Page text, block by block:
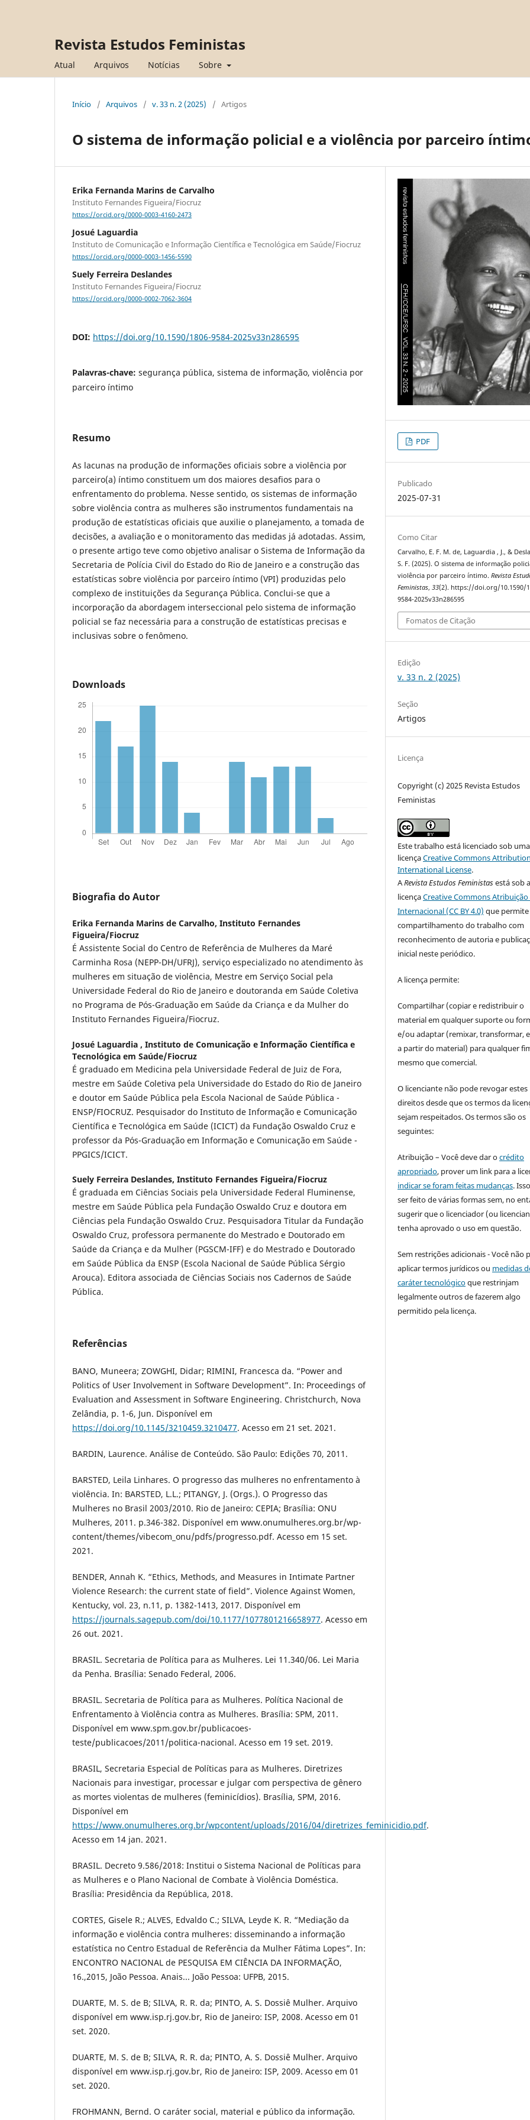
Revista Estudos Feministas
Atual Arquivos Notícias Sobre
Início / Arquivos / v. 33 n. 2 (2025) / Artigos
O sistema de informação policial e a violência por parceiro
Erika Fernanda Marins de Carvalho
Instituto Fernandes Figueira/Fiocruz
https://orcid.org/0000-0003-4160-2473
Josué Laguardia
Instituto de Comunicação e Informação Científica e Tecnológica em Saúde/Fiocruz
https://orcid.org/0000-0003-1456-5590
Suely Ferreira Deslandes
Instituto Fernandes Figueira/Fiocruz
https://orcid.org/0000-0002-7062-3604
DOI: https://doi.org/10.1590/1806-9584-2025v33n286595
Palavras-chave: segurança pública, sistema de informação, violência por
parceiro íntimo
Resumo
As lacunas na produção de informações oficiais sobre a violência por
parceiro(a) íntimo constituem um dos maiores desafios para o
enfrentamento do problema. Nesse sentido, os sistemas de informação
sobre violência contra as mulheres são instrumentos fundamentais na
produção de estatísticas oficiais que auxilie o planejamento, a tomada de
decisões, a avaliação e o monitoramento das medidas já adotadas. Assim,
o presente artigo teve como objetivo analisar o Sistema de Informação da
Secretaria de Polícia Civil do Estado do Rio de Janeiro e a construção das
estatísticas sobre violência por parceiro íntimo (VPI) produzidas pelo
complexo de instituições da Segurança Pública. Conclui-se que a
incorporação da abordagem interseccional pelo sistema de informação
policial se faz necessária para a construção de estatísticas precisas e
inclusivas sobre o fenômeno.
Downloads
Biografia do Autor
Erika Fernanda Marins de Carvalho, Instituto Fernandes
Figueira/Fiocruz
É Assistente Social do Centro de Referência de Mulheres da Maré
Carminha Rosa (NEPP-DH/UFRJ), serviço especializado no atendimento às
mulheres em situação de violência, Mestre em Serviço Social pela
Universidade Federal do Rio de Janeiro e doutoranda em Saúde Coletiva
no Programa de Pós-Graduação em Saúde da Criança e da Mulher do
Instituto Fernandes Figueira/Fiocruz.
Josué Laguardia , Instituto de Comunicação e Informação Científica e
Tecnológica em Saúde/Fiocruz
É graduado em Medicina pela Universidade Federal de Juiz de Fora,
mestre em Saúde Coletiva pela Universidade do Estado do Rio de Janeiro
e doutor em Saúde Pública pela Escola Nacional de Saúde Pública -
ENSP/FIOCRUZ. Pesquisador do Instituto de Informação e Comunicação
Científica e Tecnológica em Saúde (ICICT) da Fundação Oswaldo Cruz e
professor da Pós-Graduação em Informação e Comunicação em Saúde -
PPGICS/ICICT.
Suely Ferreira Deslandes, Instituto Fernandes Figueira/Fiocruz
É graduada em Ciências Sociais pela Universidade Federal Fluminense,
mestre em Saúde Pública pela Fundação Oswaldo Cruz e doutora em
Ciências pela Fundação Oswaldo Cruz. Pesquisadora Titular da Fundação
Oswaldo Cruz, professora permanente do Mestrado e Doutorado em
Saúde da Criança e da Mulher (PGSCM-IFF) e do Mestrado e Doutorado
em Saúde Pública da ENSP (Escola Nacional de Saúde Pública Sérgio
Arouca). Editora associada de Ciências Sociais nos Cadernos de Saúde
Pública.
Referências
BANO, Muneera; ZOWGHI, Didar; RIMINI, Francesca da. “Power and
Politics of User Involvement in Software Development”. In: Proceedings of
Evaluation and Assessment in Software Engineering. Christchurch, Nova
Zelândia, p. 1-6, Jun. Disponível em
https://doi.org/10.1145/3210459.3210477. Acesso em 21 set. 2021.
BARDIN, Laurence. Análise de Conteúdo. São Paulo: Edições 70, 2011.
BARSTED, Leila Linhares. O progresso das mulheres no enfrentamento à
violência. In: BARSTED, L.L.; PITANGY, J. (Orgs.). O Progresso das
Mulheres no Brasil 2003/2010. Rio de Janeiro: CEPIA; Brasília: ONU
Mulheres, 2011. p.346-382. Disponível em www.onumulheres.org.br/wp-
content/themes/vibecom_onu/pdfs/progresso.pdf. Acesso em 15 set.
2021.
BENDER, Annah K. “Ethics, Methods, and Measures in Intimate Partner
Violence Research: the current state of field”. Violence Against Women,
Kentucky, vol. 23, n.11, p. 1382-1413, 2017. Disponível em
https://journals.sagepub.com/doi/10.1177/1077801216658977. Acesso em
26 out. 2021.
BRASIL. Secretaria de Política para as Mulheres. Lei 11.340/06. Lei Maria
da Penha. Brasília: Senado Federal, 2006.
BRASIL. Secretaria de Política para as Mulheres. Política Nacional de
Enfrentamento à Violência contra as Mulheres. Brasília: SPM, 2011.
Disponível em www.spm.gov.br/publicacoes-
teste/publicacoes/2011/politica-nacional. Acesso em 19 set. 2019.
BRASIL, Secretaria Especial de Políticas para as Mulheres. Diretrizes
Nacionais para investigar, processar e julgar com perspectiva de gênero
as mortes violentas de mulheres (feminicídios). Brasília, SPM, 2016.
Disponível em
https://www.onumulheres.org.br/wpcontent/uploads/2016/04/diretrizes_feminicidio.pdf.
Acesso em 14 jan. 2021.
BRASIL. Decreto 9.586/2018: Institui o Sistema Nacional de Políticas para
as Mulheres e o Plano Nacional de Combate à Violência Doméstica.
Brasília: Presidência da República, 2018.
CORTES, Gisele R.; ALVES, Edvaldo C.; SILVA, Leyde K. R. “Mediação da
informação e violência contra mulheres: disseminando a informação
estatística no Centro Estadual de Referência da Mulher Fátima Lopes”. In:
ENCONTRO NACIONAL de PESQUISA EM CIÊNCIA DA INFORMAÇÃO,
16.,2015, João Pessoa. Anais... João Pessoa: UFPB, 2015.
DUARTE, M. S. de B; SILVA, R. R. da; PINTO, A. S. Dossiê Mulher. Arquivo
disponível em www.isp.rj.gov.br, Rio de Janeiro: ISP, 2008. Acesso em 01
set. 2020.
DUARTE, M. S. de B; SILVA, R. R. da; PINTO, A. S. Dossiê Mulher. Arquivo
disponível em www.isp.rj.gov.br, Rio de Janeiro: ISP, 2009. Acesso em 01
set. 2020.
FROHMANN, Bernd. O caráter social, material e público da informação.
PDF
Publicado
2025-07-31
Como Citar
Carvalho, E. F. M. de, Laguardia , J., &
S. F. (2025). O sistema de informação
violência por parceiro íntimo.Revista
Feministas,33(2). https://doi.org/10.1590/
9584-2025v33n286595
Fomatos de Citação
Edição
v. 33 n. 2 (2025)
Seção
Artigos
Licença
Copyright (c) 2025 Revista Estudos
Feministas
Este trabalho está licenciado sob uma
licençaCreative Commons
International License.
ARevista Estudos Feministasestá sob a
licençaCreative Commons Atribuição
Internacional (CC BY 4.0) que
compartilhamento do trabalho com
reconhecimento de autoria e
inicial neste periódico.
A licença permite:
Compartilhar (copiar e redistribuir o
material em qualquer suporte ou
e/ou adaptar (remixar, transformar,
a partir do material) para qualquer
mesmo que comercial.
O licenciante não pode revogar estes
direitos desde que os termos da
sejam respeitados. Os termos são os
seguintes:
Atribuição – Você deve dar ocrédito
apropriado, prover um link para a
indicar se foram feitas mudanças.
ser feito de várias formas sem, no
sugerir que o licenciador (ou
tenha aprovado o uso em questão.
Sem restrições adicionais - Você não
aplicar termos jurídicos ou medidas
caráter tecnológicoque restrinjam
legalmente outros de fazerem algo
permitido pela licença.